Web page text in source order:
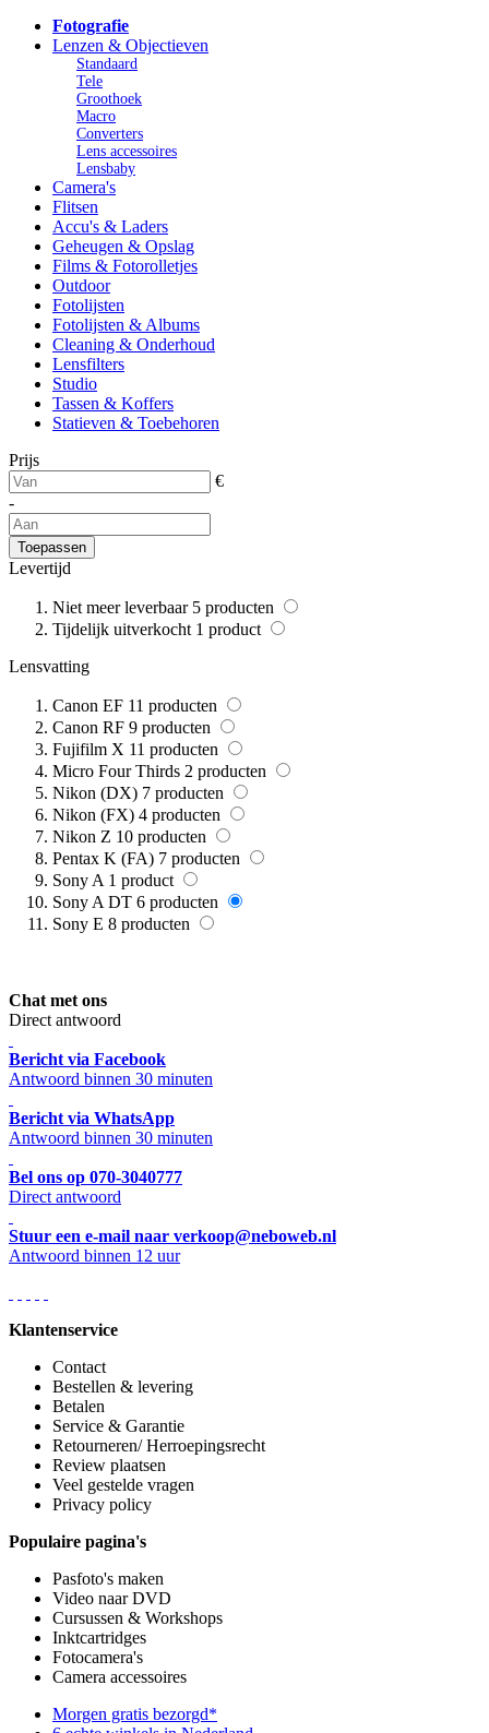
Fotografie
Camera's
Lenzen & Objectieven
Standaard
Tele
Groothoek
Macro
Converters
Lens accessoires
Lensbaby
Flitsen
Accu's & Laders
Geheugen & Opslag
Films & Fotorolletjes
Outdoor
Fotolijsten
Fotolijsten & Albums
Cleaning & Onderhoud
Lensfilters
Studio
Tassen & Koffers
Statieven & Toebehoren
Prijs
€
-
Toepassen
Levertijd
Niet meer leverbaar 5 producten
Tijdelijk uitverkocht 1 product
Lensvatting
Canon EF 11 producten
Canon RF 9 producten
Fujifilm X 11 producten
Micro Four Thirds 2 producten
Nikon (DX) 7 producten
Nikon (FX) 4 producten
Nikon Z 10 producten
Pentax K (FA) 7 producten
Sony A 1 product
Sony A DT 6 producten
Sony E 8 producten
Chat met ons
Direct antwoord
Bericht via Facebook
Antwoord binnen 30 minuten
Bericht via WhatsApp
Antwoord binnen 30 minuten
Bel ons op 070-3040777
Direct antwoord
Stuur een e-mail naar verkoop@neboweb.nl
Antwoord binnen 12 uur
Klantenservice
Contact
Bestellen & levering
Betalen
Service & Garantie
Retourneren/ Herroepingsrecht
Review plaatsen
Veel gestelde vragen
Privacy policy
Populaire pagina's
Pasfoto's maken
Video naar DVD
Cursussen & Workshops
Inktcartridges
Fotocamera's
Camera accessoires
Morgen gratis bezorgd*